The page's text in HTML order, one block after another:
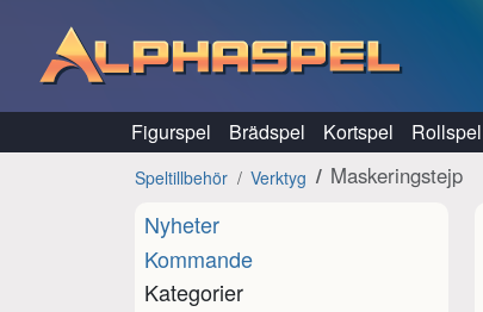
Figurspel Brädspel Kortspel Rollspel
Speltillbehör Verktyg Maskeringstejp
Nyheter
Kommande
Kategorier